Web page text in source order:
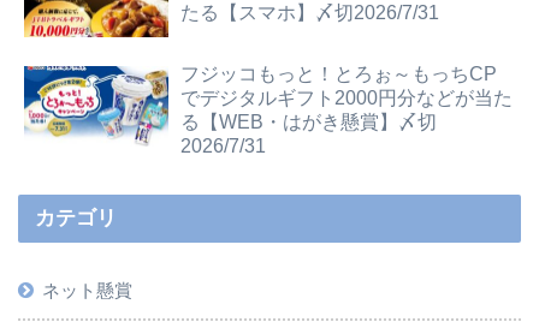
たる【スマホ】〆切2026/7/31
フジッコもっと！とろぉ～もっちCP
でデジタルギフト2000円分などが当た
る【WEB・はがき懸賞】〆切
2026/7/31
カテゴリ
ネット懸賞